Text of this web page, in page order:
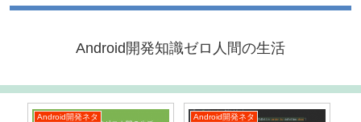
Android開発知識ゼロ人間の生活
Android開発ネタ Android開発ネタ